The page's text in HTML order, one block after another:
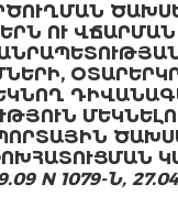
ՈՒ ՎՃԱՐՄԱՆ
N 1079-Ն,